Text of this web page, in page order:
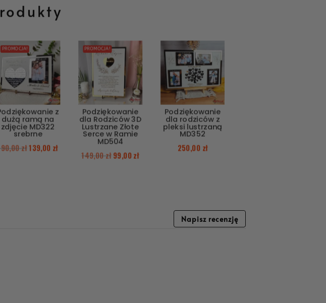
PROMOCJA!
z
dużą ramą na
zdjęcie MD322
srebrne
zł139,00 zł
PROMOCJA!
Podziękowanie
dla Rodziców 3D
Lustrzane Złote
Serce w Ramie
MD504
149,00zł99,00zł
Podziękowanie
dla rodziców z
pleksi lustrzaną
MD352
250,00 zł
Napisz recenzję